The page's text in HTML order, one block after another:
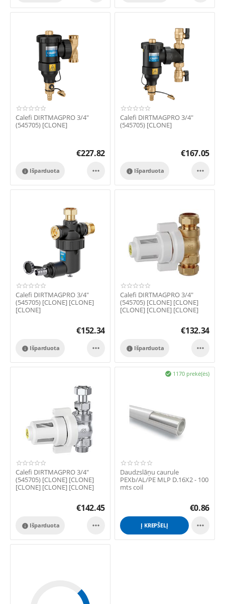
Calefi DIRTMAGPRO 3/4"
(545705) [CLONE]
€227.82
Išparduota
 
Calefi DIRTMAGPRO 3/4"
(545705) [CLONE]
€167.05
Išparduota
 
Calefi DIRTMAGPRO 3/4"
(545705) [CLONE] [CLONE]
[CLONE]
€152.34
Išparduota
 
Calefi DIRTMAGPRO 3/4"
(545705) [CLONE] [CLONE]
[CLONE] [CLONE] [CLONE]
€132.34
Išparduota
 
Calefi DIRTMAGPRO 3/4"
(545705) [CLONE] [CLONE]
[CLONE] [CLONE] [CLONE]
€142.45
Išparduota
 
1170 prekė(ės)

Daudzslāņu caurule
PEXb/AL/PE MLP D.16X2 - 100
mts coil
€0.86
Į KREPŠELĮ 